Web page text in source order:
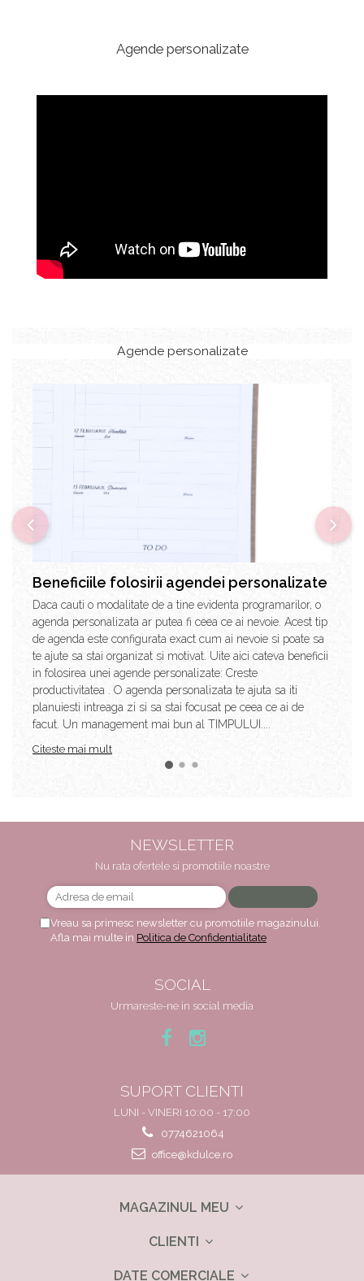
Agende personalizate
Agende personalizate
Beneficiile folosirii agendei personalizate
Daca cauti o modalitate de a tine evidenta programarilor, o
agenda personalizata ar putea fi ceea ce ai nevoie. Acest tip
de agenda este configurata exact cum ai nevoie si poate sa
te ajute sa stai organizat si motivat. Uite aici cateva beneficii
in folosirea unei agende personalizate: Creste
productivitatea . O agenda personalizata te ajuta sa iti
planuiesti intreaga zi si sa stai focusat pe ceea ce ai de
facut. Un management mai bun al TIMPULUI....
Citeste mai mult
NEWSLETTER
Nu rata ofertele si promotiile noastre
Vreau sa primesc newsletter cu promotiile magazinului.
Afla mai multe in Politica de Confidentialitate
SOCIAL
Urmareste-ne in social media
SUPORT CLIENTI
LUNI - VINERI 10:00 - 17:00
0774621064
office@kdulce.ro
MAGAZINUL MEU
CLIENTI
DATE COMERCIALE